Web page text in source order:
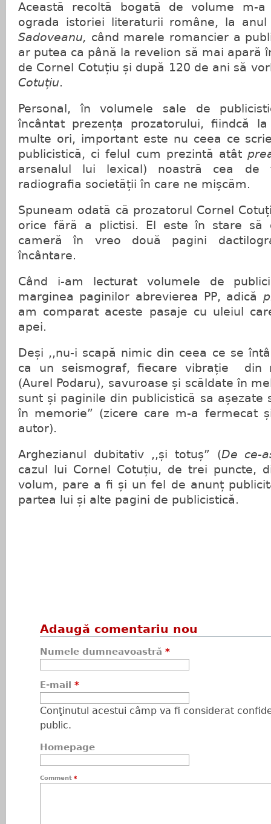
Această recoltă bogată de volume m-
ograda istoriei literaturii române, la
Sadoveanu, când marele romancier a
ar putea ca până la revelion să mai apară
de Cornel Cotuțiu și după 120 de ani să
Cotuțiu.
Personal, în volumele sale de
încântat prezența prozatorului, fiindcă
multe ori, important este nu ceea ce
publicistică, ci felul cum prezintă atât
arsenalul lui lexical) noastră cea
radiografia societății în care ne mișcăm.
Spuneam odată că prozatorul Cornel
orice fără a plictisi. El este în stare să
cameră în vreo două pagini
încântare.
Când i-am lecturat volumele de
marginea paginilor abrevierea PP, adică
am comparat aceste pasaje cu uleiul
apei.
Deși ,,nu-i scapă nimic din ceea ce se
ca un seismograf, fiecare vibrație din
(Aurel Podaru), savuroase și scăldate în
sunt și paginile din publicistică sa așezate
în memorie” (zicere care m-a fermecat
autor).
Arghezianul dubitativ ,,și totuș” (De ce-
cazul lui Cornel Cotuțiu, de trei puncte,
volum, pare a fi și un fel de anunț
partea lui și alte pagini de publicistică.
Adaugă comentariu nou
Numele dumneavoastră *
E-mail *
Conţinutul acestui câmp va fi considerat
public.
Homepage
Comment *